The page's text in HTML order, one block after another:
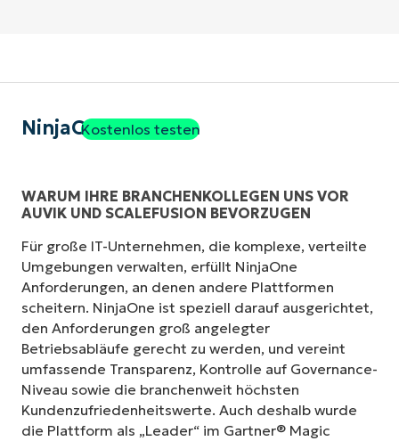
NinjaOneKostenlos testen
WARUM IHRE BRANCHENKOLLEGEN UNS VOR
AUVIK UND SCALEFUSION BEVORZUGEN
Für große IT-Unternehmen, die komplexe, verteilte
Umgebungen verwalten, erfüllt NinjaOne
Anforderungen, an denen andere Plattformen
scheitern. NinjaOne ist speziell darauf ausgerichtet,
den Anforderungen groß angelegter
Betriebsabläufe gerecht zu werden, und vereint
umfassende Transparenz, Kontrolle auf Governance-
Niveau sowie die branchenweit höchsten
Kundenzufriedenheitswerte. Auch deshalb wurde
die Plattform als „Leader“ im Gartner® Magic